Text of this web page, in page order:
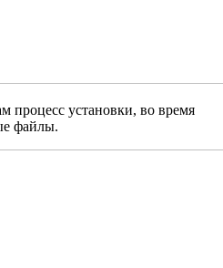
процесс установки, во время
файлы.